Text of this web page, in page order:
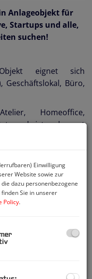
Anlageobjekt für
Startups und alle,
suchen!
eignet sich
Geschäftslokal, Büro,
Homeoffice,
und ist sehr gut
als Kurzzeitmiete
Monatsletzten
sodass hier
Einwilligung
Website sowie zur
dazu personenbezogene
Sie in unserer
Policy.